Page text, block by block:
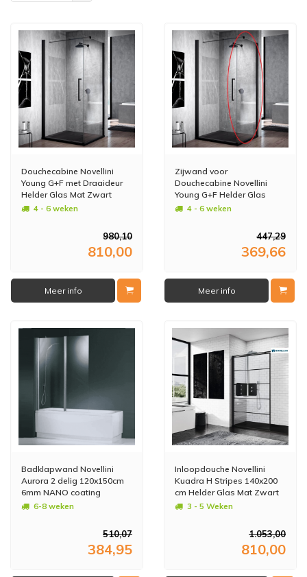
Douchecabine Novellini
Young G+F met Draaideur
Helder Glas Mat Zwart
Profiel (alle maten)
4 - 6 weken
980,10
810,00
Meer info
Zijwand voor
Douchecabine Novellini
Young G+F Helder Glas
60x200 cm Mat Zwart
4 - 6 weken
447,29
369,66
Meer info
Badklapwand Novellini
Aurora 2 delig 120x150cm
6mm NANO coating
6-8 weken
510,07
384,95
Inloopdouche Novellini
Kuadra H Stripes 140x200
cm Helder Glas Mat Zwart
Profiel3 - 5 Weken
1.053,00
810,00